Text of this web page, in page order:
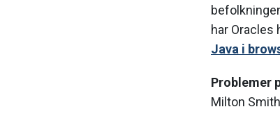
har Oracles
Java i
Problemer
Milton